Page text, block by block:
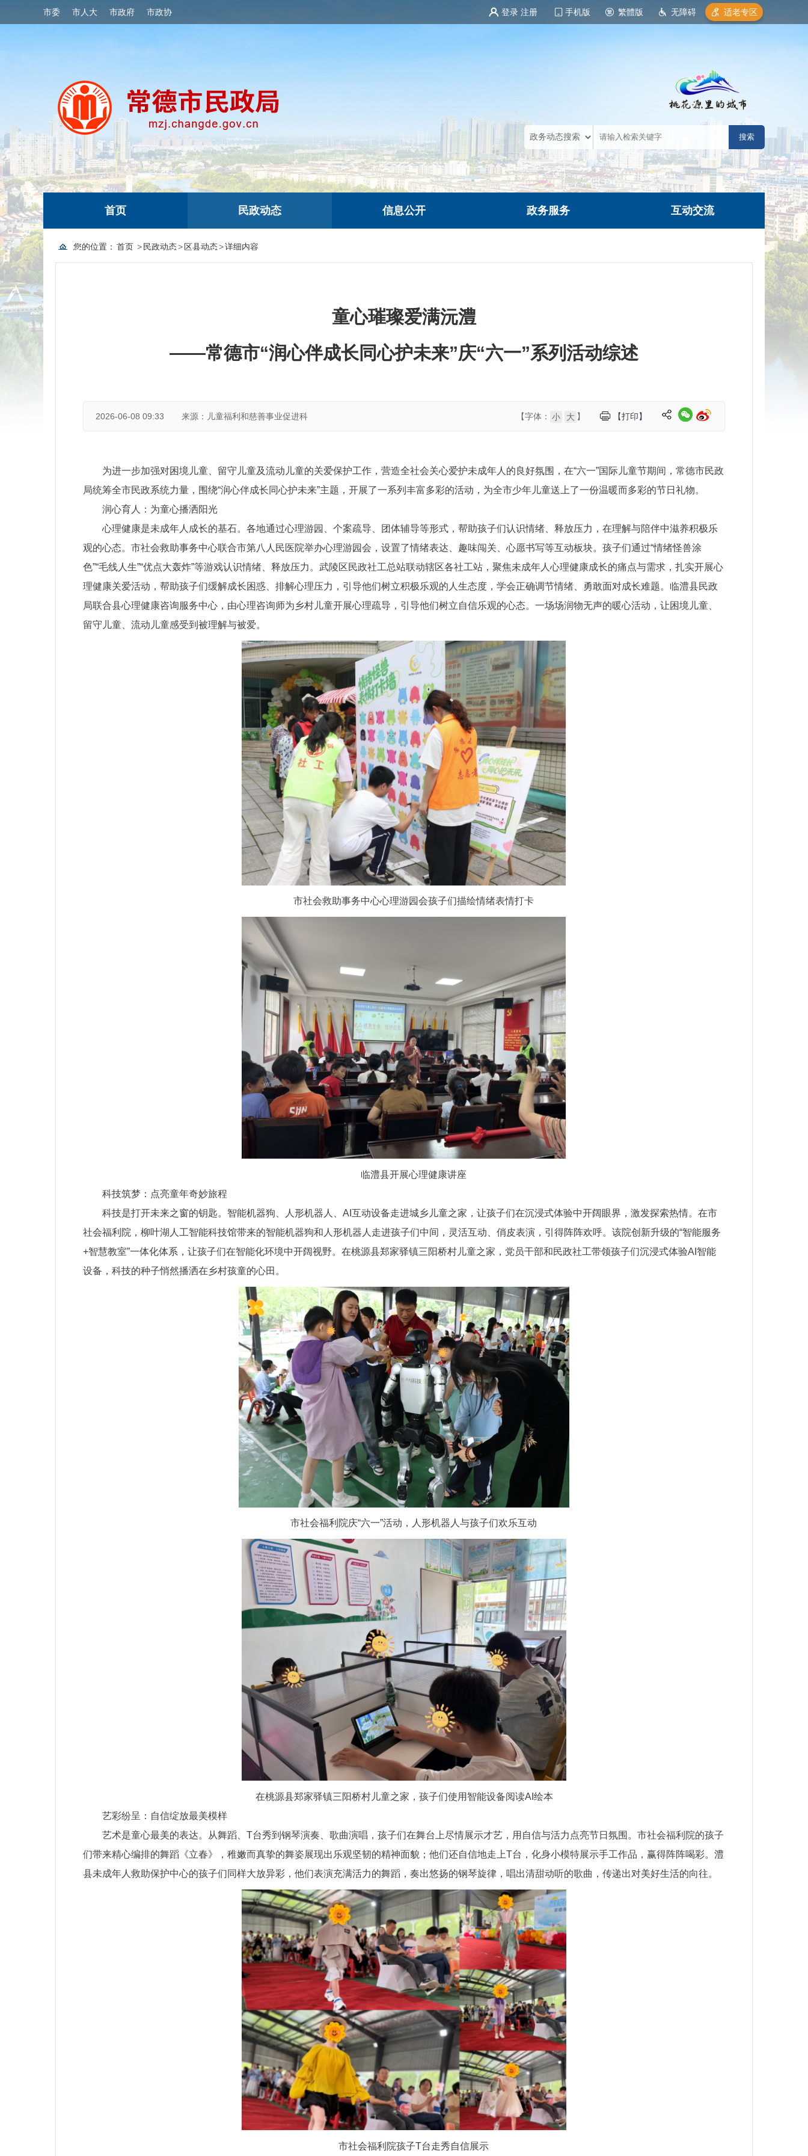
市委 市人大 市政府 市政协 登录 注册 手机版 繁體版 无障碍 适老专区
首页 民政动态 信息公开 政务服务 互动交流
您的位置： 首页 > 民政动态> 区县动态>详细内容
童心璀璨爱满沅澧
——常德市“润心伴成长同心护未来”庆“六一”系列活动综述
2026-06-08 09:33 来源：儿童福利和慈善事业促进科 【打印】
【字体： 小 大 】
为进一步加强对困境儿童、留守儿童及流动儿童的关爱保护工作，营造全社会关心爱护未成年人的良好氛围，在“六一”国际儿童节期间，常德市民政
局统筹全市民政系统力量，围绕“润心伴成长同心护未来”主题，开展了一系列丰富多彩的活动，为全市少年儿童送上了一份温暖而多彩的节日礼物。
润心育人：为童心播洒阳光
心理健康是未成年人成长的基石。各地通过心理游园、个案疏导、团体辅导等形式，帮助孩子们认识情绪、释放压力，在理解与陪伴中滋养积极乐
观的心态。市社会救助事务中心联合市第八人民医院举办心理游园会，设置了情绪表达、趣味闯关、心愿书写等互动板块。孩子们通过“情绪怪兽涂
色”“毛线人生”“优点大轰炸”等游戏认识情绪、释放压力。武陵区民政社工总站联动辖区各社工站，聚焦未成年人心理健康成长的痛点与需求，扎实开展心
理健康关爱活动，帮助孩子们缓解成长困惑、排解心理压力，引导他们树立积极乐观的人生态度，学会正确调节情绪、勇敢面对成长难题。临澧县民政
局联合县心理健康咨询服务中心，由心理咨询师为乡村儿童开展心理疏导，引导他们树立自信乐观的心态。一场场润物无声的暖心活动，让困境儿童、
留守儿童、流动儿童感受到被理解与被爱。
市社会救助事务中心心理游园会孩子们描绘情绪表情打卡
临澧县开展心理健康讲座
科技筑梦：点亮童年奇妙旅程
科技是打开未来之窗的钥匙。智能机器狗、人形机器人、AI互动设备走进城乡儿童之家，让孩子们在沉浸式体验中开阔眼界，激发探索热情。在市
社会福利院，柳叶湖人工智能科技馆带来的智能机器狗和人形机器人走进孩子们中间，灵活互动、俏皮表演，引得阵阵欢呼。该院创新升级的“智能服务
+智慧教室”一体化体系，让孩子们在智能化环境中开阔视野。在桃源县郑家驿镇三阳桥村儿童之家，党员干部和民政社工带领孩子们沉浸式体验AI智能
设备，科技的种子悄然播洒在乡村孩童的心田。
市社会福利院庆“六一”活动，人形机器人与孩子们欢乐互动
在桃源县郑家驿镇三阳桥村儿童之家，孩子们使用智能设备阅读AI绘本
艺彩纷呈：自信绽放最美模样
艺术是童心最美的表达。从舞蹈、T台秀到钢琴演奏、歌曲演唱，孩子们在舞台上尽情展示才艺，用自信与活力点亮节日氛围。市社会福利院的孩子
们带来精心编排的舞蹈《立春》，稚嫩而真挚的舞姿展现出乐观坚韧的精神面貌；他们还自信地走上T台，化身小模特展示手工作品，赢得阵阵喝彩。澧
县未成年人救助保护中心的孩子们同样大放异彩，他们表演充满活力的舞蹈，奏出悠扬的钢琴旋律，唱出清甜动听的歌曲，传递出对美好生活的向往。
市社会福利院孩子T台走秀自信展示